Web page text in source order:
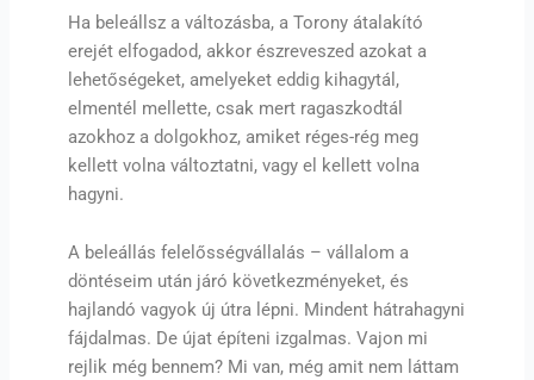
Ha beleállsz a változásba, a Torony átalakító
erejét elfogadod, akkor észreveszed azokat a
lehetőségeket, amelyeket eddig kihagytál,
elmentél mellette, csak mert ragaszkodtál
azokhoz a dolgokhoz, amiket réges-rég meg
kellett volna változtatni, vagy el kellett volna
hagyni.
A beleállás felelősségvállalás – vállalom a
döntéseim után járó következményeket, és
hajlandó vagyok új útra lépni. Mindent hátrahagyni
fájdalmas. De újat építeni izgalmas. Vajon mi
rejlik még bennem? Mi van, még amit nem láttam